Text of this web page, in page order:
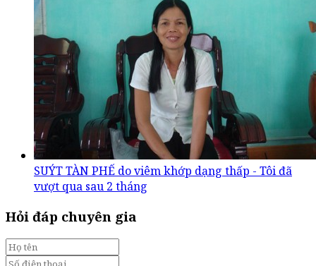
SUÝT TÀN PHẾ do viêm khớp dạng thấp - Tôi đã
vượt qua sau 2 tháng
Hỏi đáp chuyên gia